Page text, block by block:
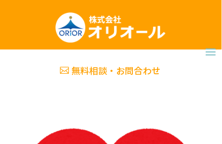
無料相談・お問合わせ